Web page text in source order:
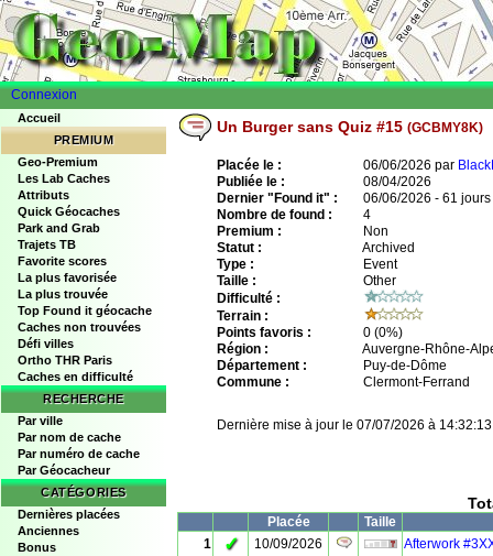
Connexion
Accueil
PREMIUM
Geo-Premium
Les Lab Caches
Attributs
Quick Géocaches
Park and Grab
Trajets TB
Favorite scores
La plus favorisée
La plus trouvée
Top Found it géocache
Caches non trouvées
Défi villes
Ortho THR Paris
Caches en difficulté
RECHERCHE
Par ville
Par nom de cache
Par numéro de cache
Par Géocacheur
CATÉGORIES
Dernières placées
Anciennes
Bonus
Un Burger sans Quiz #15 (GCBMY8K)
Placée le : 06/06/2026 par
Publiée le :
08/04/2026
Dernier "Found it" :
06/06/2026 - 61 jours
Nombre de found :
4
Premium :
Non
Statut :
Archived
Type :
Event
Taille :
Other
Difficulté :
Terrain :
Points favoris :
0 (0%)
Région :
Auvergne-Rhône-
Département :
Puy-de-Dôme
Commune :
Clermont-Ferrand
Dernière mise à jour le 07/07/2026 à 14:32:13
Placée
Taille
1
✓ 10/09/2026
Afterwork